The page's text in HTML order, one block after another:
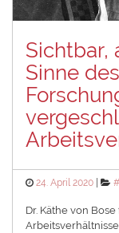
Sichtbar,
Sinne
Posted
24. April 2020
Dr. Käthe von